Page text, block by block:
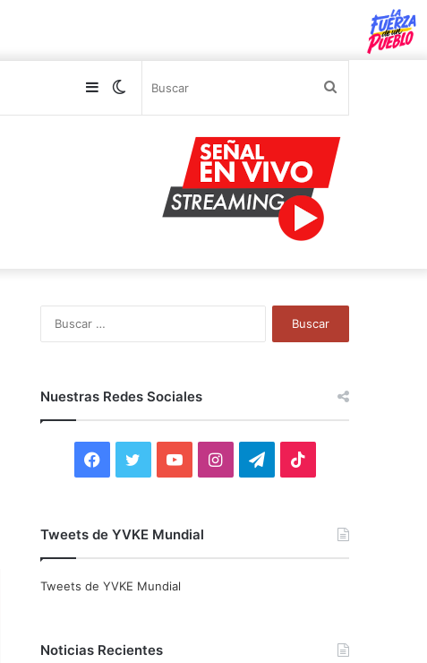
Switch
Sidebar
Nuestras Redes Sociales
F
c
i
Y
u
I
T
Tweets de YVKE Mundial
Tweets de YVKE Mundial
Noticias Recientes